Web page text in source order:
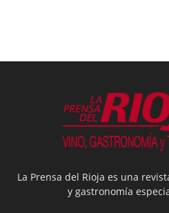
La Prensa del Rioja es una
y gastronomía